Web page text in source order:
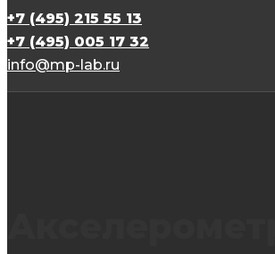
+7 (495) 215 55 13
+7 (495) 005 17 32
info@mp-lab.ru